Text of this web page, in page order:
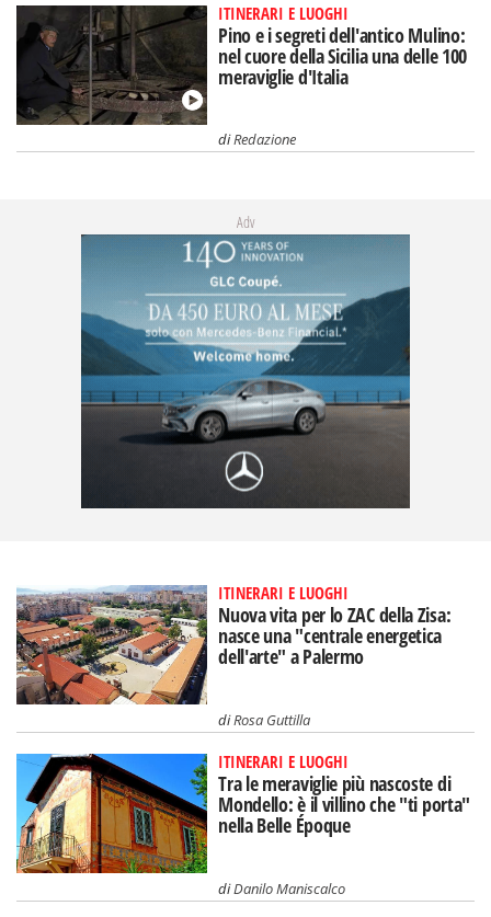
ITINERARI E LUOGHI
Pino e i segreti dell'antico Mulino:
nel cuore della Sicilia una delle 100
meraviglie d'Italia
diRedazione
Adv
ITINERARI E LUOGHI
Nuova vita per lo ZAC della Zisa:
nasce una "centrale energetica
dell'arte" a Palermo
diRosa Guttilla
ITINERARI E LUOGHI
Tra le meraviglie più nascoste di
Mondello: è il villino che "ti porta"
nella Belle Époque
diDanilo Maniscalco